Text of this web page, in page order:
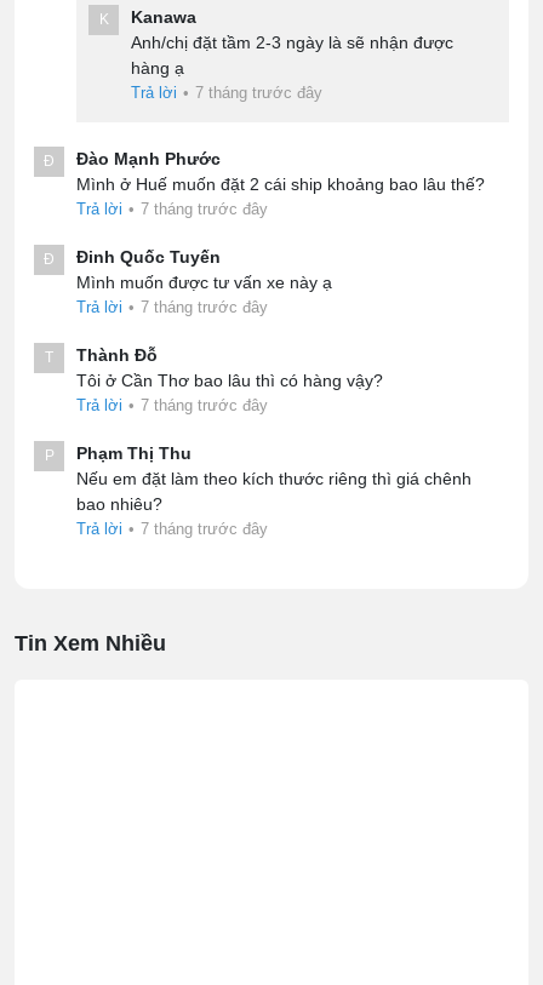
K
Kanawa
Anh/chị đặt tầm 2-3 ngày là sẽ nhận được
hàng ạ
Trả lời • 7 tháng trước đây
Đ
Đào Mạnh Phước
Mình ở Huế muốn đặt 2 cái ship khoảng bao lâu thế?
Trả lời • 7 tháng trước đây
Đ
Đinh Quốc Tuyến
Mình muốn được tư vấn xe này ạ
Trả lời • 7 tháng trước đây
T
Thành Đỗ
Tôi ở Cần Thơ bao lâu thì có hàng vậy?
Trả lời • 7 tháng trước đây
P
Phạm Thị Thu
Nếu em đặt làm theo kích thước riêng thì giá chênh
bao nhiêu?
Trả lời • 7 tháng trước đây
Tin Xem Nhiều